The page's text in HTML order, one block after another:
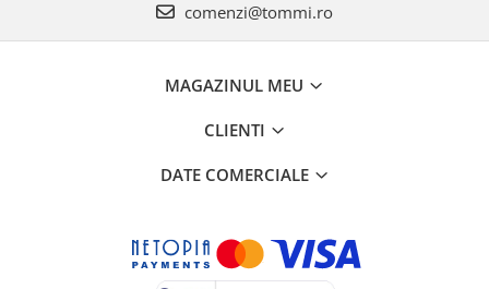
comenzi@tommi.ro
MAGAZINUL MEU
CLIENTI
DATE COMERCIALE